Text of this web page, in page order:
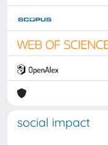
social impact